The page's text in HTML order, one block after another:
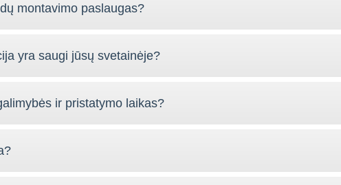
montavimo paslaugas?
yra saugi jūsų svetainėje?
ir pristatymo laikas?